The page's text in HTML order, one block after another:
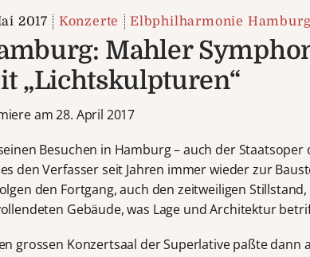
2017 Konzerte Elbphilharmonie Hamburg
Mahler
„Lichtskulpturen“
am 28. April 2017
Besuchen in Hamburg – auch der
den Verfasser seit Jahren immer wieder zur
den Fortgang, auch den zeitweiligen
Gebäude, was Lage und Architektur
grossen Konzertsaal der Superlative paßte dann